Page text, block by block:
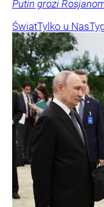
Putin grozi
ŚwiatTylko u Nas